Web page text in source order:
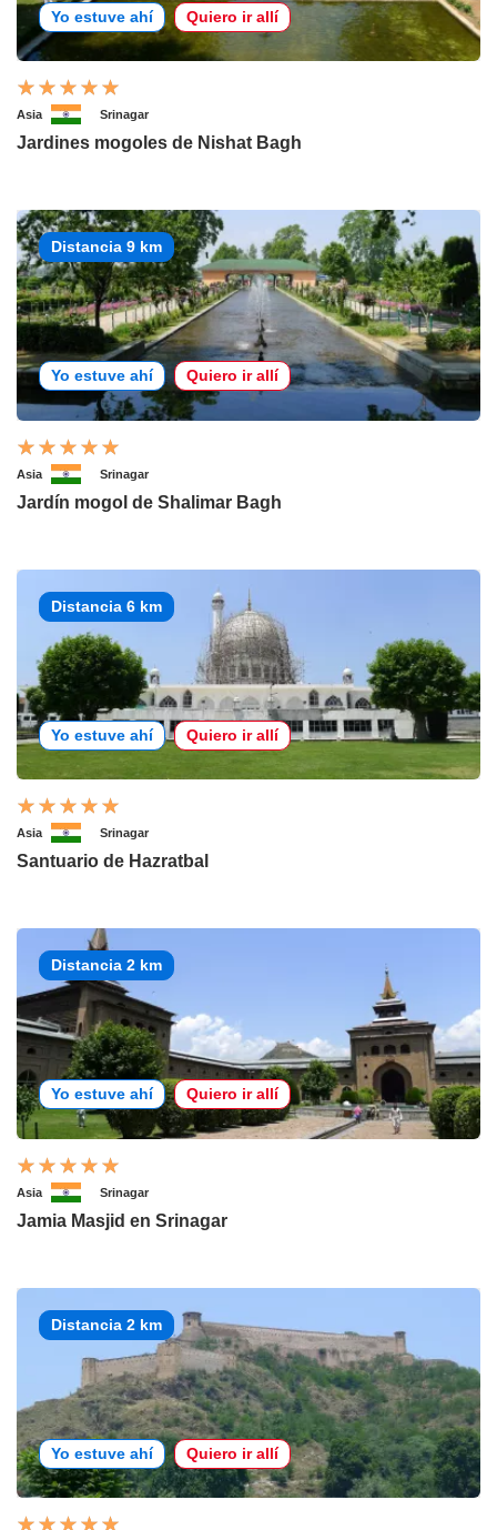
Yo estuve ahí Quiero ir allí
Asia Srinagar
Jardines mogoles de Nishat Bagh
Distancia 9 km
Yo estuve ahí Quiero ir allí
Asia Srinagar
Jardín mogol de Shalimar Bagh
Distancia 6 km
Yo estuve ahí Quiero ir allí
Asia Srinagar
Santuario de Hazratbal
Distancia 2 km
Yo estuve ahí Quiero ir allí
Asia Srinagar
Jamia Masjid en Srinagar
Distancia 2 km
Yo estuve ahí Quiero ir allí